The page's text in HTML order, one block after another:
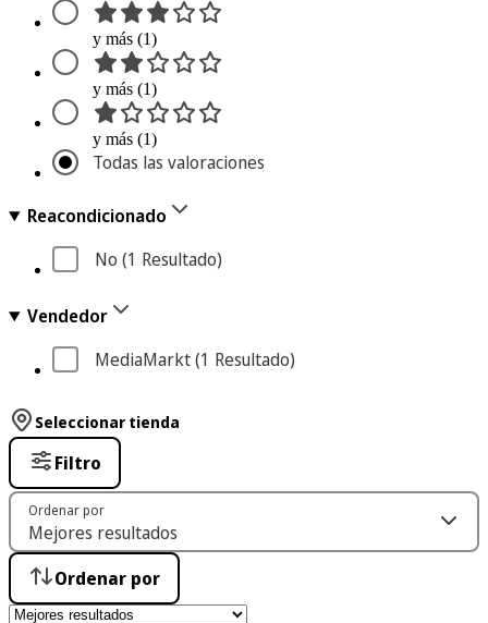
y más (1)
y más (1)
y más (1)
Todas las valoraciones
Reacondicionado
No (1 Resultado)
Vendedor
MediaMarkt (1 Resultado)
Seleccionar tienda
Filtro
Ordenar por
Ordenar por